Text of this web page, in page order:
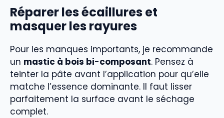
Réparer les écaillures et
masquer les rayures
Pour les manques importants, je recommande
un mastic à bois bi-composant. Pensez à
teinter la pâte avant l’application pour qu’elle
matche l’essence dominante. Il faut lisser
parfaitement la surface avant le séchage
complet.